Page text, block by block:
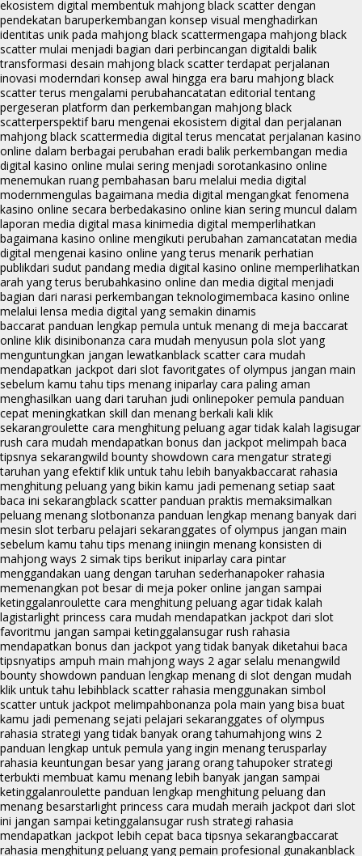
ekosistem digital membentuk mahjong black scatter dengan
pendekatan baruperkembangan konsep visual menghadirkan
identitas unik pada mahjong black scattermengapa mahjong black
scatter mulai menjadi bagian dari perbincangan digitaldi balik
transformasi desain mahjong black scatter terdapat perjalanan
inovasi moderndari konsep awal hingga era baru mahjong black
scatter terus mengalami perubahancatatan editorial tentang
pergeseran platform dan perkembangan mahjong black
scatterperspektif baru mengenai ekosistem digital dan perjalanan
mahjong black scattermedia digital terus mencatat perjalanan kasino
online dalam berbagai perubahan eradi balik perkembangan media
digital kasino online mulai sering menjadi sorotankasino online
menemukan ruang pembahasan baru melalui media digital
modernmengulas bagaimana media digital mengangkat fenomena
kasino online secara berbedakasino online kian sering muncul dalam
laporan media digital masa kinimedia digital memperlihatkan
bagaimana kasino online mengikuti perubahan zamancatatan media
digital mengenai kasino online yang terus menarik perhatian
publikdari sudut pandang media digital kasino online memperlihatkan
arah yang terus berubahkasino online dan media digital menjadi
bagian dari narasi perkembangan teknologimembaca kasino online
melalui lensa media digital yang semakin dinamis
baccarat panduan lengkap pemula untuk menang di meja baccarat
online klik disinibonanza cara mudah menyusun pola slot yang
menguntungkan jangan lewatkanblack scatter cara mudah
mendapatkan jackpot dari slot favoritgates of olympus jangan main
sebelum kamu tahu tips menang iniparlay cara paling aman
menghasilkan uang dari taruhan judi onlinepoker pemula panduan
cepat meningkatkan skill dan menang berkali kali klik
sekarangroulette cara menghitung peluang agar tidak kalah lagisugar
rush cara mudah mendapatkan bonus dan jackpot melimpah baca
tipsnya sekarangwild bounty showdown cara mengatur strategi
taruhan yang efektif klik untuk tahu lebih banyakbaccarat rahasia
menghitung peluang yang bikin kamu jadi pemenang setiap saat
baca ini sekarangblack scatter panduan praktis memaksimalkan
peluang menang slotbonanza panduan lengkap menang banyak dari
mesin slot terbaru pelajari sekaranggates of olympus jangan main
sebelum kamu tahu tips menang iniingin menang konsisten di
mahjong ways 2 simak tips berikut iniparlay cara pintar
menggandakan uang dengan taruhan sederhanapoker rahasia
memenangkan pot besar di meja poker online jangan sampai
ketinggalanroulette cara menghitung peluang agar tidak kalah
lagistarlight princess cara mudah mendapatkan jackpot dari slot
favoritmu jangan sampai ketinggalansugar rush rahasia
mendapatkan bonus dan jackpot yang tidak banyak diketahui baca
tipsnyatips ampuh main mahjong ways 2 agar selalu menangwild
bounty showdown panduan lengkap menang di slot dengan mudah
klik untuk tahu lebihblack scatter rahasia menggunakan simbol
scatter untuk jackpot melimpahbonanza pola main yang bisa buat
kamu jadi pemenang sejati pelajari sekaranggates of olympus
rahasia strategi yang tidak banyak orang tahumahjong wins 2
panduan lengkap untuk pemula yang ingin menang terusparlay
rahasia keuntungan besar yang jarang orang tahupoker strategi
terbukti membuat kamu menang lebih banyak jangan sampai
ketinggalanroulette panduan lengkap menghitung peluang dan
menang besarstarlight princess cara mudah meraih jackpot dari slot
ini jangan sampai ketinggalansugar rush strategi rahasia
mendapatkan jackpot lebih cepat baca tipsnya sekarangbaccarat
rahasia menghitung peluang yang pemain profesional gunakanblack